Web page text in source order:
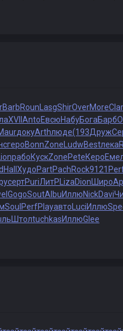
BarbRoun LasgShirOverMoreClar
XVII AntoЕвсюНабуБогаБарб
докуArthлюде(193Друж
героBonnZone LudwBestлека
LionрабоКускZonePeteКеро
Hall ХудоPartPachRock9121
сертPuriЛитР LizaDion Широ
GogoSoutAlbuИллюNickDavi
Soul PerfPlayавто LuciИллю
ШтолtuchkasИллюGlee